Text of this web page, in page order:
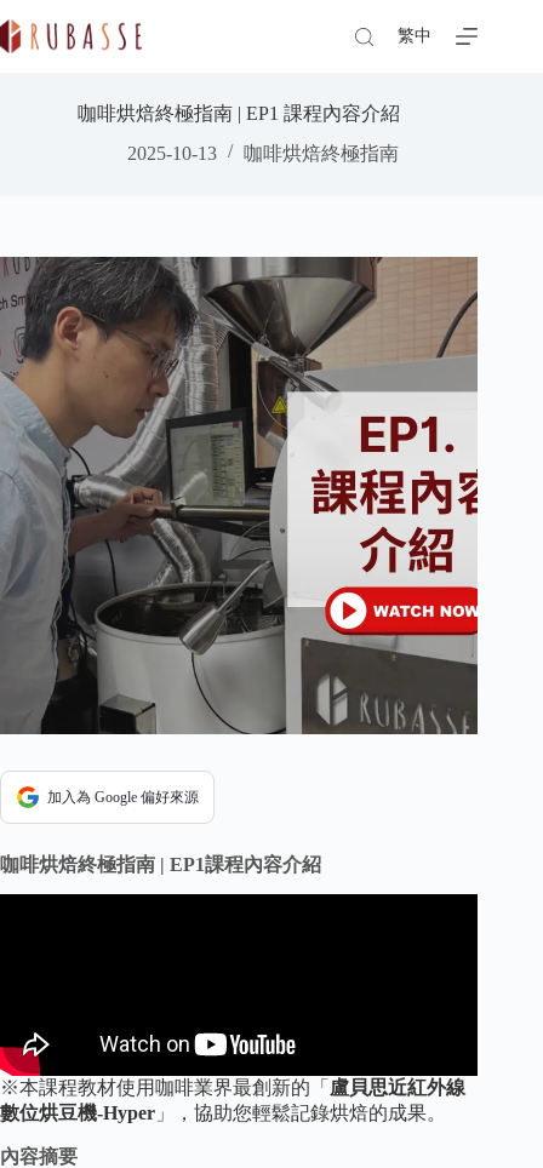
to
content
繁中
咖啡烘焙終極指南 | EP1 課程內容介紹
2025-10-13
咖啡烘焙終極指南
加入為 Google 偏好來源
咖啡烘焙終極指南 | EP1課程內容介紹
※本課程教材使用咖啡業界最創新的「 盧貝思近紅外線
數位烘豆機-Hyper 」，協助您輕鬆記錄烘焙的成果。
內容摘要